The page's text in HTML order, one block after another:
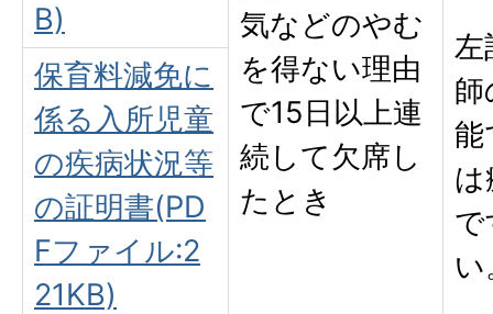
B)
気などのやむ
を得ない理由
で15日以上連
続して欠席し
たとき
左
師
能
で
い
保育料減免に
係る入所児童
の疾病状況等
の証明書(PD
Fファイル:2
21KB)